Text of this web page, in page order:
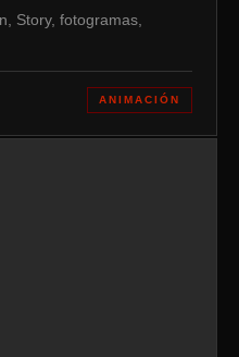
Story, fotogramas,
ANIMACIÓN